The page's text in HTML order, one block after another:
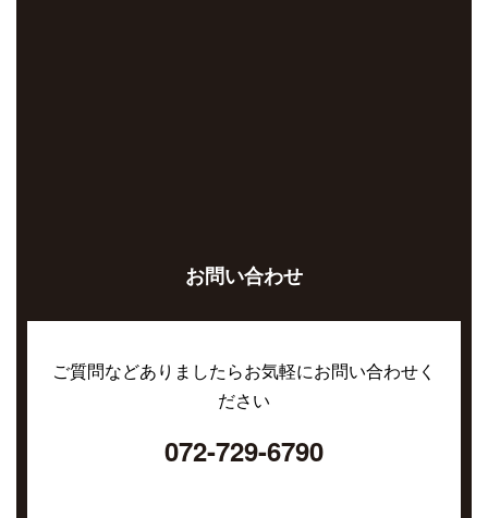
お問い合わせ
ご質問などありましたらお気軽にお問い合わせく
ださい
072-729-6790